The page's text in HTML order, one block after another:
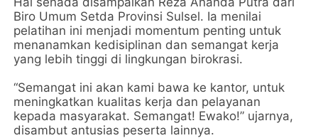
Biro Umum Setda Provinsi Sulsel. Ia menilai
pelatihan ini menjadi momentum penting untuk
menanamkan kedisiplinan dan semangat kerja
yang lebih tinggi di lingkungan birokrasi.
“Semangat ini akan kami bawa ke kantor, untuk
meningkatkan kualitas kerja dan pelayanan
kepada masyarakat. Semangat! Ewako!” ujarnya,
disambut antusias peserta lainnya.